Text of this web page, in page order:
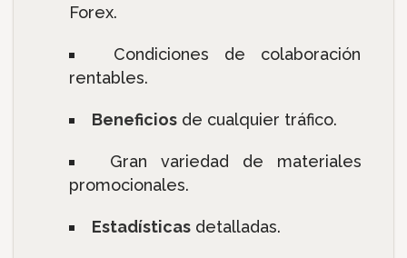
Forex.
Condiciones de colaboración
rentables.
Beneficiosde cualquier tráfico.
Gran variedad de materiales
promocionales.
Estadísticasdetalladas.